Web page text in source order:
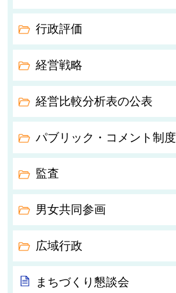
行政評価
経営戦略
経営比較分析表の公表
パブリック・コメント制度
監査
男女共同参画
広域行政
まちづくり懇談会